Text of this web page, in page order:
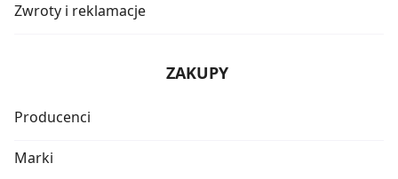
Zwroty i reklamacje
ZAKUPY
Producenci
Marki